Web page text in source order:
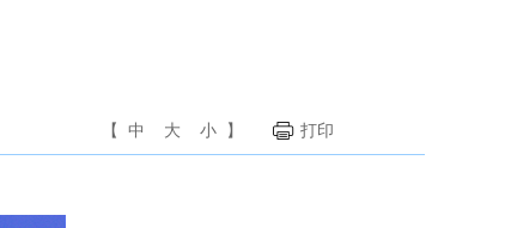
【 中 大 小 】 打印